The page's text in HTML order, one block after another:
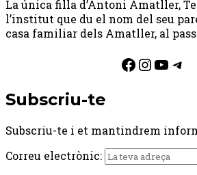
La única filla d’Antoni Amatller,
l’institut que du el nom del seu
casa familiar dels Amatller, al
Facebook
Subscriu-te
Subscriu-te i et mantindrem
Correu electrònic: